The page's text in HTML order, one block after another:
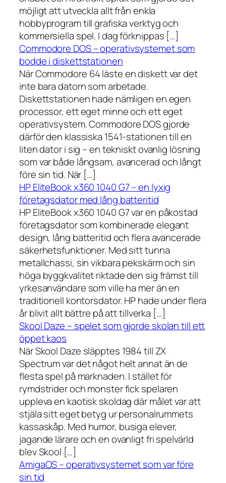
möjligt att utveckla allt från enkla
hobbyprogram till grafiska verktyg och
kommersiella spel. I dag förknippas […]
Commodore DOS – operativsystemet som
bodde i diskettstationen
När Commodore 64 läste en diskett var det
inte bara datorn som arbetade.
Diskettstationen hade nämligen en egen
processor, ett eget minne och ett eget
operativsystem. Commodore DOS gjorde
därför den klassiska 1541-stationen till en
liten dator i sig – en tekniskt ovanlig lösning
som var både långsam, avancerad och långt
före sin tid. När […]
HP EliteBook x360 1040 G7 – en lyxig
företagsdator med lång batteritid
HP EliteBook x360 1040 G7 var en påkostad
företagsdator som kombinerade elegant
design, lång batteritid och flera avancerade
säkerhetsfunktioner. Med sitt tunna
metallchassi, sin vikbara pekskärm och sin
höga byggkvalitet riktade den sig främst till
yrkesanvändare som ville ha mer än en
traditionell kontorsdator. HP hade under flera
år blivit allt bättre på att tillverka […]
Skool Daze – spelet som gjorde skolan till ett
öppet kaos
När Skool Daze släpptes 1984 till ZX
Spectrum var det något helt annat än de
flesta spel på marknaden. I stället för
rymdstrider och monster fick spelaren
uppleva en kaotisk skoldag där målet var att
stjäla sitt eget betyg ur personalrummets
kassaskåp. Med humor, busiga elever,
jagande lärare och en ovanligt fri spelvärld
blev Skool […]
AmigaOS – operativsystemet som var före
sin tid